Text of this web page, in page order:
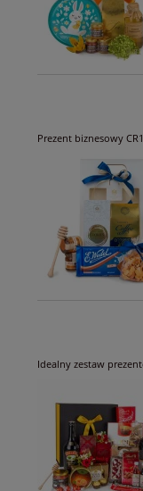
Prezent biznesowy
Idealny zestaw